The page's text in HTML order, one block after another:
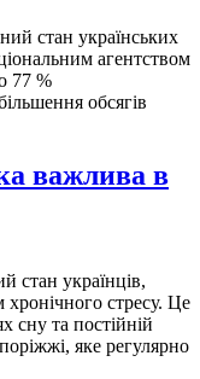
стан українських
агентством
77 %
обсягів
важлива в
стан українців,
хронічного стресу. Це
сну та постійній
яке регулярно